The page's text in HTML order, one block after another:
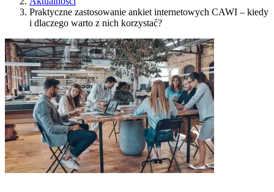
Praktyczne zastosowanie ankiet internetowych CAWI – kiedy
i dlaczego warto z nich korzystać?